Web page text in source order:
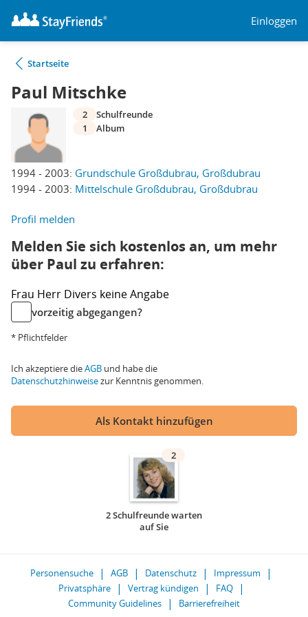
Einloggen
Startseite
Paul Mitschke
1994 - 2003: Grundschule Großdubrau, Großdubrau
1994 - 2003: Mittelschule Großdubrau, Großdubrau
2
Schulfreunde
1
Album
Profil melden
Melden Sie sich kostenlos an, um mehr
über Paul zu erfahren:
Frau Herr Divers keine Angabe
vorzeitig abgegangen?
* Pflichtfelder
Ich akzeptiere dieAGB und habe die
Datenschutzhinweisezur Kenntnis genommen.
Als Kontakt hinzufügen
2
2 Schulfreunde warten
auf Sie
Personensuche AGB Datenschutz
Impressum
Privatsphäre
Vertrag kündigen
FAQ
Community Guidelines
Barrierefreiheit